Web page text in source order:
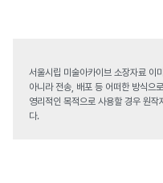
서울시립 미술아카이브 소장자료 이
아니라 전송, 배포 등 어떠한 방식으
영리적인 목적으로 사용할 경우 원작
다.